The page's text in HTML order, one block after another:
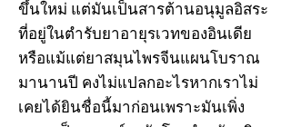
ขึ้นใหม่ แต่มันเป็นสารต้านอนุมูลอิสระ
ที่อยู่ในตำรับยาอายุรเวทของอินเดีย
หรือแม้แต่ยาสมุนไพรจีนแผนโบราณ
มานานปี คงไม่แปลกอะไรหากเราไม่
เคยได้ยินชื่อนี้มาก่อนเพราะมันเพิ่ง